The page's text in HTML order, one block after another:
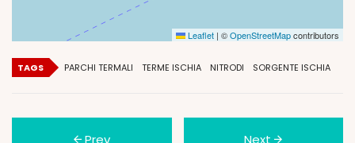
Leaflet | ©OpenStreetMapcontributors
TAGS PARCHI TERMALI TERME ISCHIA NITRODI SORGENTE ISCHIA
Prev Next